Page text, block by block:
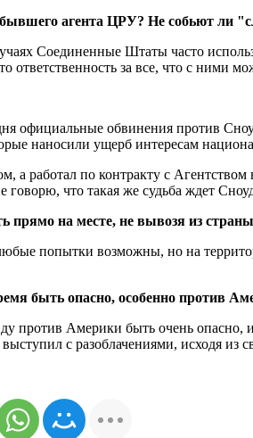
агента ЦРУ? Не собьют ли
Соединенные Штаты часто
ответственность за все, что с ними
официальные обвинения против
наносили ущерб интересам
а работал по контракту с
что такая же судьба ждет
прямо на месте, не вывозя из
попытки возможны, но на
быть опасно, особенно против
против Америки быть очень опасно,
с разоблачениями, исходя